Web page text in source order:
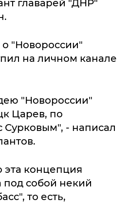
главарей "ДНР"
"Новороссии"
на личном канале
"Новороссии"
Царев, по
Сурковым", - написал
эта концепция
под собой некий
то есть,